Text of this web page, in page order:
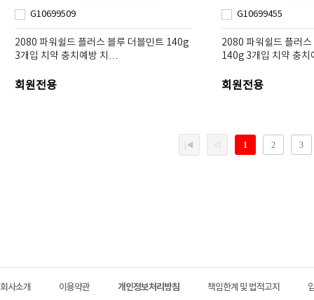
G10699509
2080 파워쉴드 플러스 블루 더블민트 140g
3개입 치약 충치예방 치…
회원전용
G10699455
2080 파워쉴드 플러
140g 3개입 치약 충
회원전용
회사소개 이용약관 개인정보처리방침 책임한계 및 법적고지